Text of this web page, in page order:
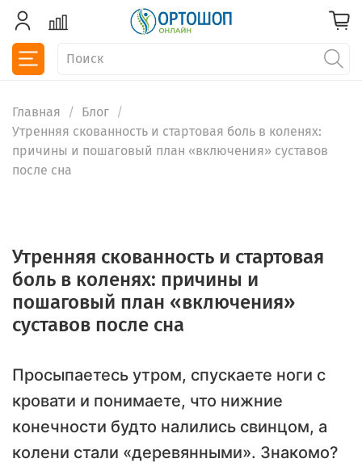
Главная
Блог
Утренняя скованность и стартовая боль в коленях:
причины и пошаговый план «включения» суставов
после сна
Утренняя скованность и стартовая
боль в коленях: причины и
пошаговый план «включения»
суставов после сна
Просыпаетесь утром, спускаете ноги с
кровати и понимаете, что нижние
конечности будто налились свинцом, а
колени стали «деревянными». Знакомо?